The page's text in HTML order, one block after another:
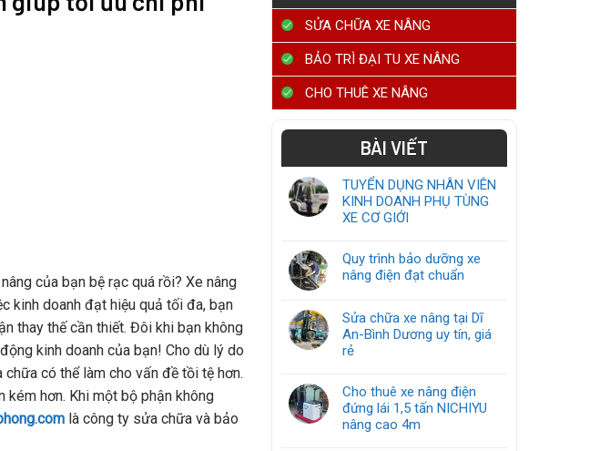
của bạn bệ rạc quá rồi? Xe nâng
kinh doanh đạt hiệu quả tối đa, bạn
thay thế cần thiết. Đôi khi bạn không
kinh doanh của bạn! Cho dù lý do
có thể làm cho vấn đề tồi tệ hơn.
kém hơn. Khi một bộ phận không
là công ty sửa chữa và bảo
SỬA CHỮA XE NÂNG
BẢO TRÌ ĐẠI TU XE NÂNG
CHO THUÊ XE NÂNG
BÀI VIẾT
TUYỂN DỤNG NHÂN VIÊN
KINH DOANH PHỤ TÙNG
XE CƠ GIỚI
Quy trình bảo dưỡng xe
nâng điện đạt chuẩn
Sửa chữa xe nâng tại Dĩ
An-Bình Dương uy tín, giá
rẻ
Cho thuê xe nâng điện
đứng lái 1,5 tấn NICHIYU
nâng cao 4m